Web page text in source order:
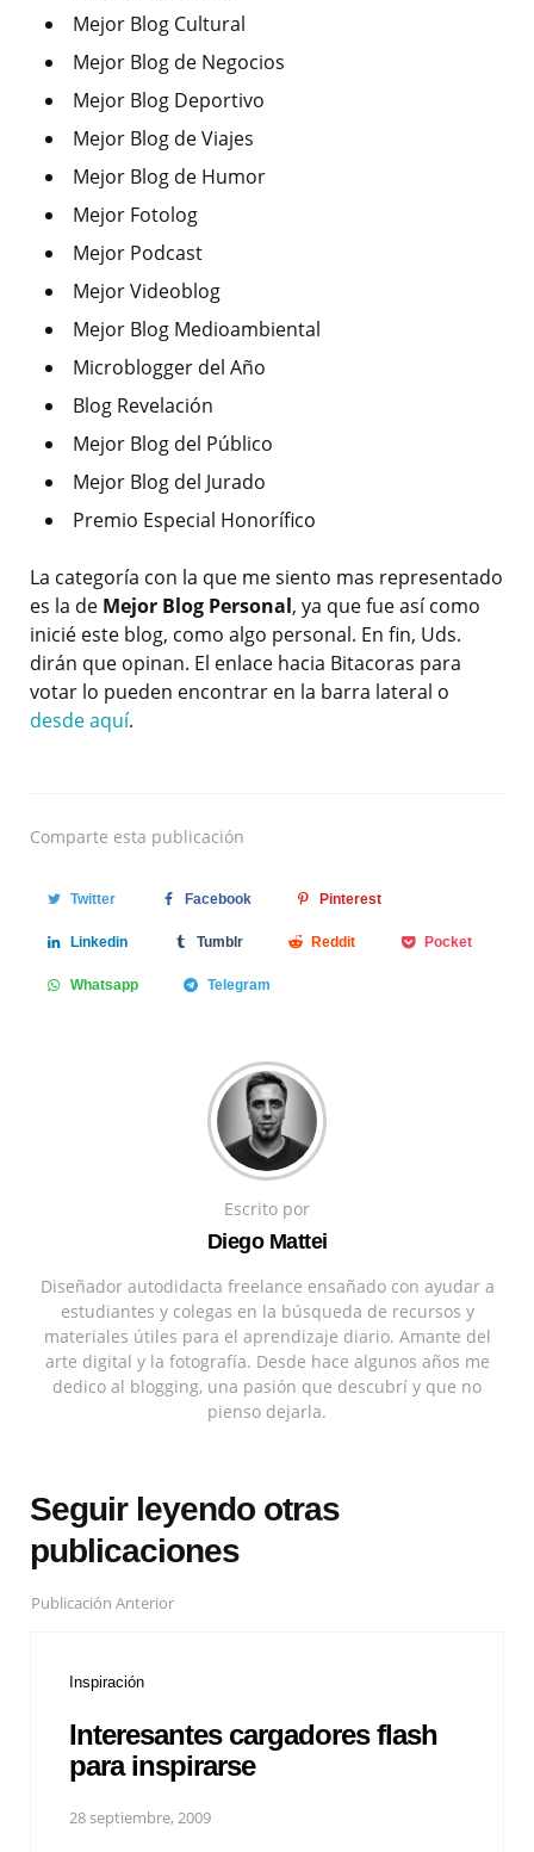
Mejor Blog Cultural
Mejor Blog de Negocios
Mejor Blog Deportivo
Mejor Blog de Viajes
Mejor Blog de Humor
Mejor Fotolog
Mejor Podcast
Mejor Videoblog
Mejor Blog Medioambiental
Microblogger del Año
Blog Revelación
Mejor Blog del Público
Mejor Blog del Jurado
Premio Especial Honorífico
La categoría con la que me siento mas representado
es la de Mejor Blog Personal, ya que fue así como
inicié este blog, como algo personal. En fin, Uds.
dirán que opinan. El enlace hacia Bitacoras para
votar lo pueden encontrar en la barra lateral o
desde aquí.
Comparte esta publicación
Twitter Facebook Pinterest
Linkedin Tumblr Reddit Pocket
Whatsapp Telegram
Escrito por
Diego Mattei
Diseñador autodidacta freelance ensañado con ayudar a
estudiantes y colegas en la búsqueda de recursos y
materiales útiles para el aprendizaje diario. Amante del
arte digital y la fotografía. Desde hace algunos años me
dedico al blogging, una pasión que descubrí y que no
pienso dejarla.
Seguir leyendo otras
publicaciones
Publicación Anterior
Inspiración
Interesantes cargadores flash
para inspirarse
28 septiembre, 2009